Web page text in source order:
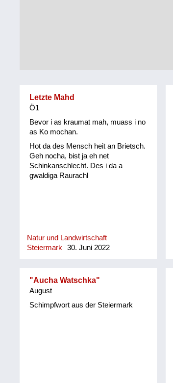
Letzte Mahd
Ö1
Bevor i as kraumat mah, muass i no
as Ko mochan.
Hot da des Mensch heit an Brietsch.
Geh nocha, bist ja eh net
Schinkanschlecht. Des i da a
gwaldiga Raurachl
Natur und Landwirtschaft
Steiermark
30. Juni 2022
"Aucha Watschka"
August
Schimpfwort aus der Steiermark